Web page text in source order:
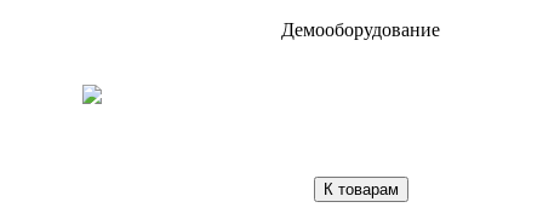
Демооборудование
К товарам